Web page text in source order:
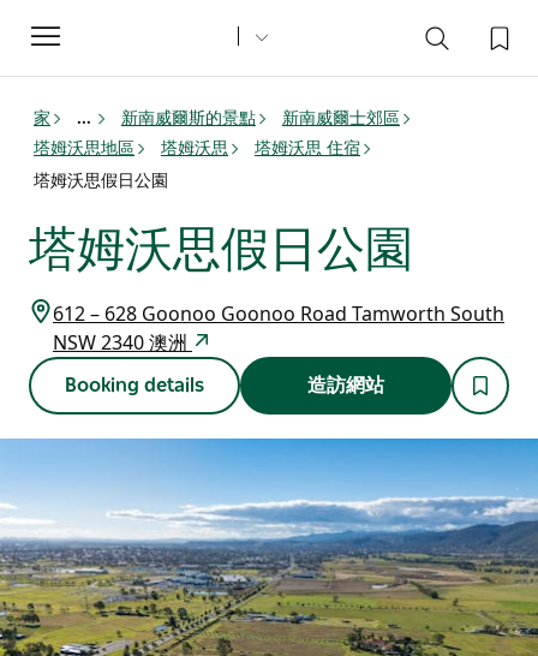
Toggle
navigation
家 ... 新南威爾斯的景點
新南威爾士郊區
塔姆沃思地區
塔姆沃思
塔姆沃思 住宿
塔姆沃思假日公園
塔姆沃思假日公園
612 – 628 Goonoo Goonoo Road Tamworth South
NSW 2340 澳洲
Booking details 造訪網站